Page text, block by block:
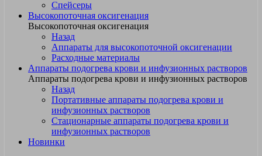
Спейсеры
Высокопоточная оксигенация
Высокопоточная оксигенация
Назад
Аппараты для высокопоточной оксигенации
Расходные материалы
Аппараты подогрева крови и инфузионных растворов
Аппараты подогрева крови и инфузионных растворов
Назад
Портативные аппараты подогрева крови и
инфузионных растворов
Стационарные аппараты подогрева крови и
инфузионных растворов
Новинки